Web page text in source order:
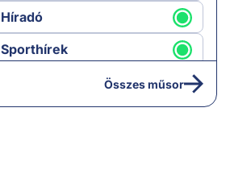
Híradó
Sporthírek
Összes műsor